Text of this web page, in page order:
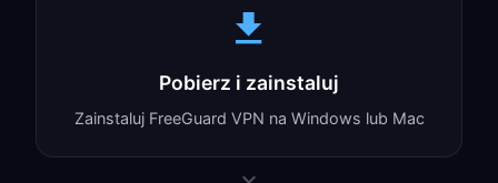
Pobierz i zainstaluj
Zainstaluj FreeGuard VPN na Windows lub Mac